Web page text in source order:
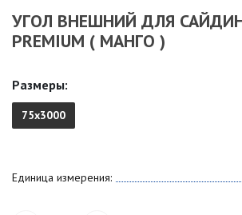
УГОЛ ВНЕШНИЙ ДЛЯ
PREMIUM ( МАНГО )
Размеры:
75х3000
Единица измерения: